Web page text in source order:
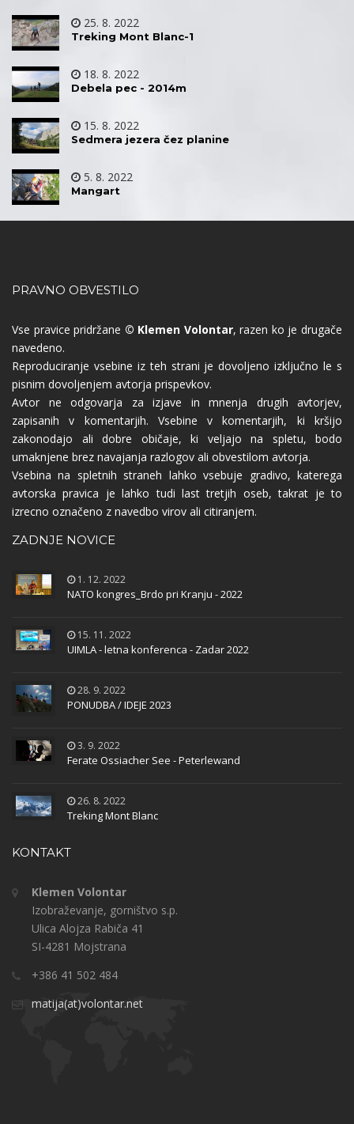
25. 8. 2022
Treking Mont Blanc-1
18. 8. 2022
Debela pec - 2014m
15. 8. 2022
Sedmera jezera čez planine
5. 8. 2022
Mangart
PRAVNO OBVESTILO
Vse pravice pridržane © Klemen Volontar, razen ko je drugače
navedeno.
Reproduciranje vsebine iz teh strani je dovoljeno izključno le s
pisnim dovoljenjem avtorja prispevkov.
Avtor ne odgovarja za izjave in mnenja drugih avtorjev,
zapisanih v komentarjih. Vsebine v komentarjih, ki kršijo
zakonodajo ali dobre običaje, ki veljajo na spletu, bodo
umaknjene brez navajanja razlogov ali obvestilom avtorja.
Vsebina na spletnih straneh lahko vsebuje gradivo, katerega
avtorska pravica je lahko tudi last tretjih oseb, takrat je to
izrecno označeno z navedbo virov ali citiranjem.
ZADNJE NOVICE
1. 12. 2022
NATO kongres_Brdo pri Kranju - 2022
15. 11. 2022
UIMLA - letna konferenca - Zadar 2022
28. 9. 2022
PONUDBA / IDEJE 2023
3. 9. 2022
Ferate Ossiacher See - Peterlewand
26. 8. 2022
Treking Mont Blanc
KONTAKT
Klemen Volontar
Izobraževanje, gorništvo s.p.
Ulica Alojza Rabiča 41
SI-4281 Mojstrana
+386 41 502 484
matija(at)volontar.net